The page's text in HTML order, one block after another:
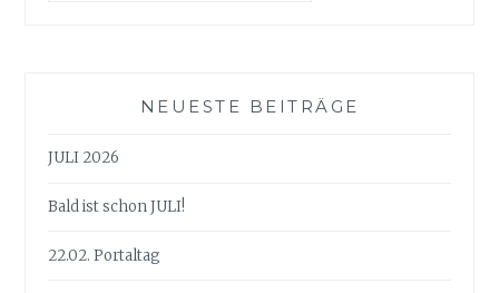
NEUESTE BEITRÄGE
JULI 2026
Bald ist schon JULI!
22.02. Portaltag